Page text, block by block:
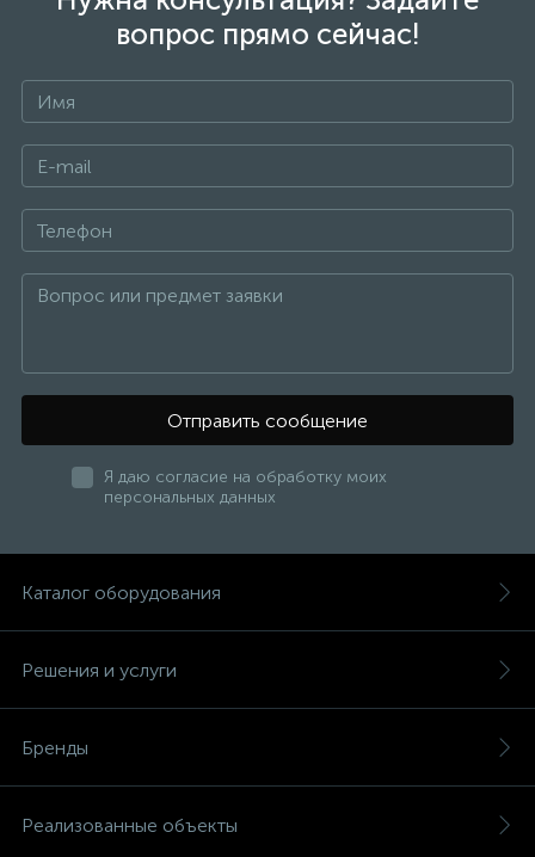
вопрос прямо сейчас!
Отправить сообщение
Я даю согласие на обработку моих
персональных данных
Каталог оборудования
Решения и услуги
Бренды
Реализованные объекты